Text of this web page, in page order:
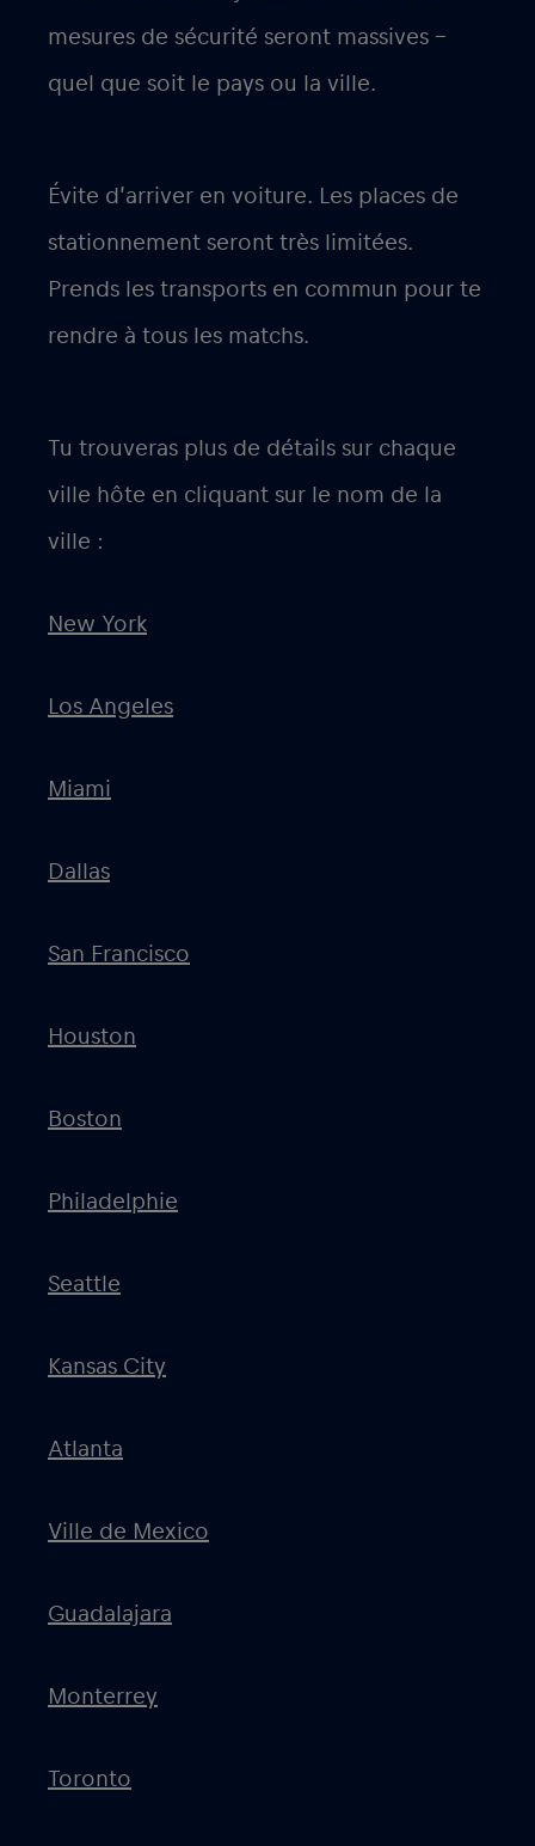
mesures de sécurité seront massives –
quel que soit le pays ou la ville.
Évite d’arriver en voiture. Les places de
stationnement seront très limitées.
Prends les transports en commun pour te
rendre à tous les matchs.
Tu trouveras plus de détails sur chaque
ville hôte en cliquant sur le nom de la
ville :
New York
Los Angeles
Miami
Dallas
San Francisco
Houston
Boston
Philadelphie
Seattle
Kansas City
Atlanta
Ville de Mexico
Guadalajara
Monterrey
Toronto